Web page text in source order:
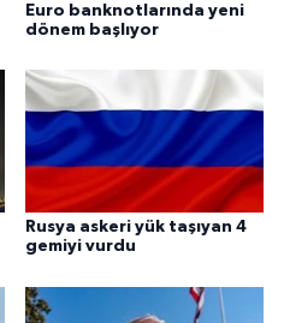
Euro banknotlarında yeni
dönem başlıyor
Rusya askeri yük taşıyan 4
gemiyi vurdu